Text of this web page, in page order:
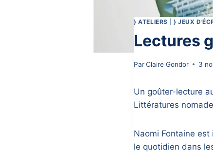
} ATELIERS } JEUX
Lectures
ParClaire Gondor 3
Un goûter-lecture
Littératures
Naomi Fontaine
le quotidien dans